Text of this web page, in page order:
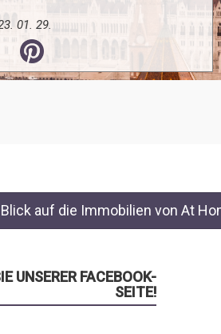
01. 29.
auf die Immobilien von At
UNSERER FACEBOOK-
SEITE!